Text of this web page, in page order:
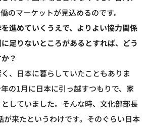
のマーケットが見込めるのです。
進めていくうえで、よりよい協力関係
足りないところがあるとすれば、どう
？
、日本に暮らしていたこともありま
の1月に日本に引っ越すつもりで、家
していました。そんな時、文化部部長
が来たというわけです。そのぐらい日本